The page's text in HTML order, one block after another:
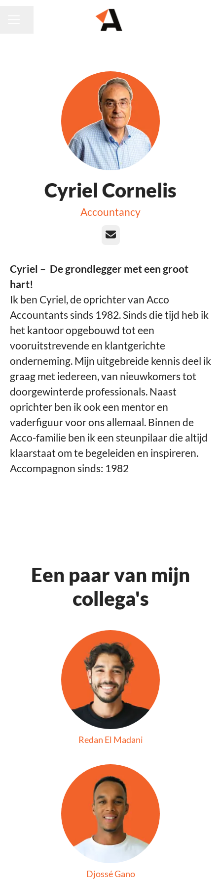
Cyriel Cornelis
Accountancy
E-mailadres
Cyriel – De grondlegger met een groot
hart!
Ik ben Cyriel, de oprichter van Acco
Accountants sinds 1982. Sinds die tijd heb ik
het kantoor opgebouwd tot een
vooruitstrevende en klantgerichte
onderneming. Mijn uitgebreide kennis deel ik
graag met iedereen, van nieuwkomers tot
doorgewinterde professionals. Naast
oprichter ben ik ook een mentor en
vaderfiguur voor ons allemaal. Binnen de
Acco-familie ben ik een steunpilaar die altijd
klaarstaat om te begeleiden en inspireren.
Accompagnon sinds: 1982
Een paar van mijn
collega's
Redan El Madani
Djossé Gano